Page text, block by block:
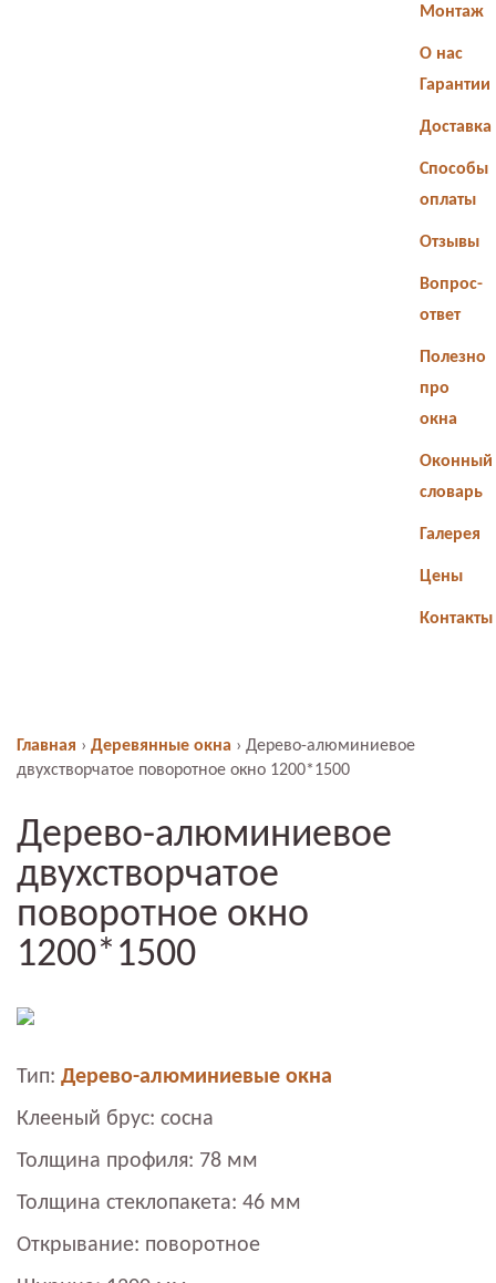
Монтаж
О нас
Гарантии
Доставка
Способы
оплаты
Отзывы
Вопрос-
ответ
Полезно
про
окна
Оконный
словарь
Галерея
Цены
Контакты
Главная › Деревянные окна › Дерево-алюминиевое
двухстворчатое поворотное окно 1200*1500
Дерево-алюминиевое
двухстворчатое
поворотное окно
1200*1500
Тип: Дерево-алюминиевые окна
Клееный брус: сосна
Толщина профиля: 78 мм
Толщина стеклопакета: 46 мм
Открывание: поворотное